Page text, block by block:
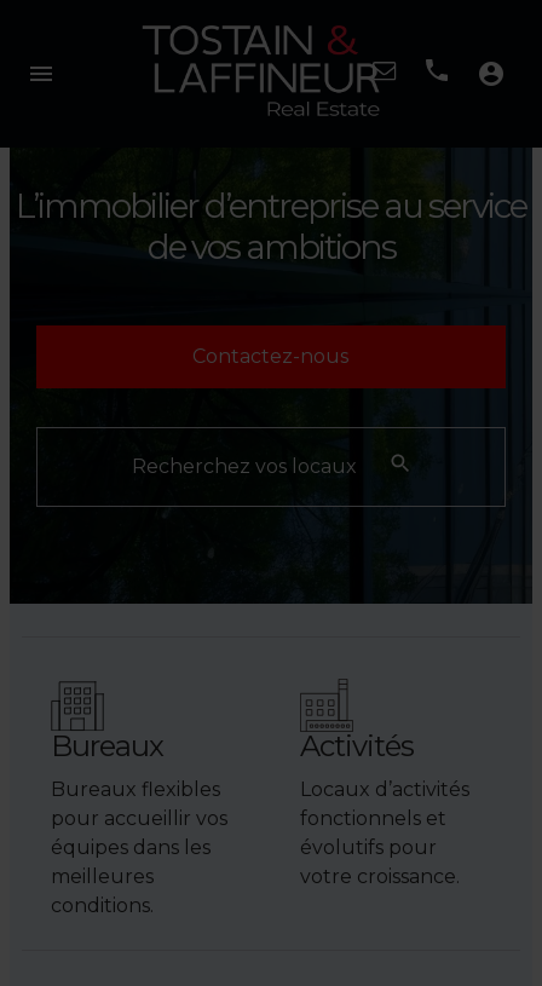
menu account_circle
L’immobilier d’entrepriseau service
de vos ambitions
Contactez-nous
Recherchez vos locaux
Bureaux
Bureaux flexibles
pour accueillir vos
équipes dans les
meilleures
conditions.
Activités
Locaux d’activités
fonctionnels et
évolutifs pour
votre croissance.